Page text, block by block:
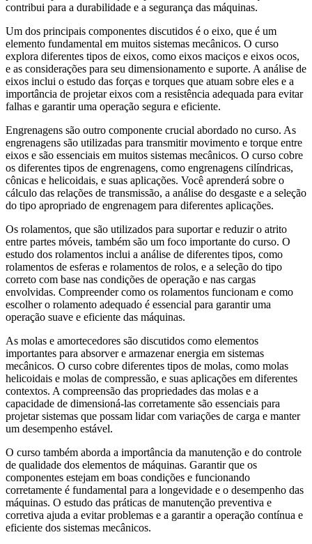
contribui para a durabilidade e a segurança das máquinas.
Um dos principais componentes discutidos é o eixo, que é um
elemento fundamental em muitos sistemas mecânicos. O curso
explora diferentes tipos de eixos, como eixos maciços e eixos ocos,
e as considerações para seu dimensionamento e suporte. A análise de
eixos inclui o estudo das forças e torques que atuam sobre eles e a
importância de projetar eixos com a resistência adequada para evitar
falhas e garantir uma operação segura e eficiente.
Engrenagens são outro componente crucial abordado no curso. As
engrenagens são utilizadas para transmitir movimento e torque entre
eixos e são essenciais em muitos sistemas mecânicos. O curso cobre
os diferentes tipos de engrenagens, como engrenagens cilíndricas,
cônicas e helicoidais, e suas aplicações. Você aprenderá sobre o
cálculo das relações de transmissão, a análise do desgaste e a seleção
do tipo apropriado de engrenagem para diferentes aplicações.
Os rolamentos, que são utilizados para suportar e reduzir o atrito
entre partes móveis, também são um foco importante do curso. O
estudo dos rolamentos inclui a análise de diferentes tipos, como
rolamentos de esferas e rolamentos de rolos, e a seleção do tipo
correto com base nas condições de operação e nas cargas
envolvidas. Compreender como os rolamentos funcionam e como
escolher o rolamento adequado é essencial para garantir uma
operação suave e eficiente das máquinas.
As molas e amortecedores são discutidos como elementos
importantes para absorver e armazenar energia em sistemas
mecânicos. O curso cobre diferentes tipos de molas, como molas
helicoidais e molas de compressão, e suas aplicações em diferentes
contextos. A compreensão das propriedades das molas e a
capacidade de dimensioná-las corretamente são essenciais para
projetar sistemas que possam lidar com variações de carga e manter
um desempenho estável.
O curso também aborda a importância da manutenção e do controle
de qualidade dos elementos de máquinas. Garantir que os
componentes estejam em boas condições e funcionando
corretamente é fundamental para a longevidade e o desempenho das
máquinas. O estudo das práticas de manutenção preventiva e
corretiva ajuda a evitar problemas e a garantir a operação contínua e
eficiente dos sistemas mecânicos.